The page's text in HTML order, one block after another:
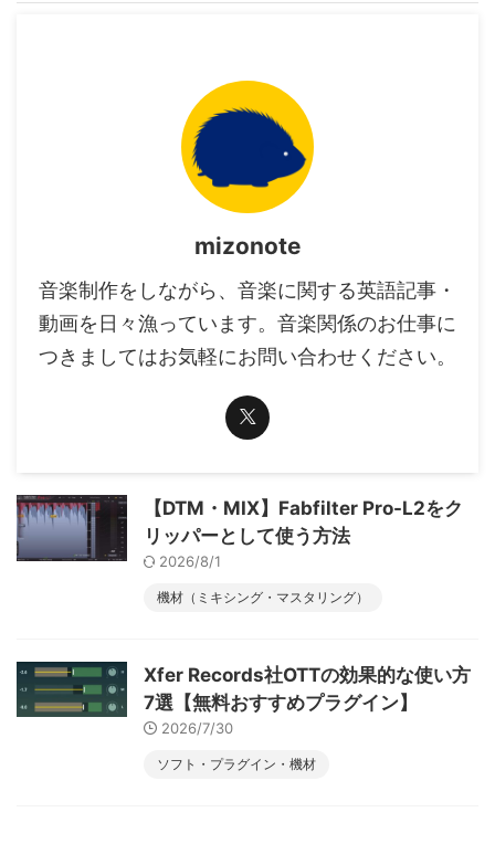
mizonote
音楽制作をしながら、音楽に関する英語記事・
動画を日々漁っています。音楽関係のお仕事に
つきましてはお気軽にお問い合わせください。
【DTM・MIX】Fabfilter Pro-L2をク
リッパーとして使う方法
2026/8/1
機材（ミキシング・マスタリング）
Xfer Records社OTTの効果的な使い方
7選【無料おすすめプラグイン】
2026/7/30
ソフト・プラグイン・機材